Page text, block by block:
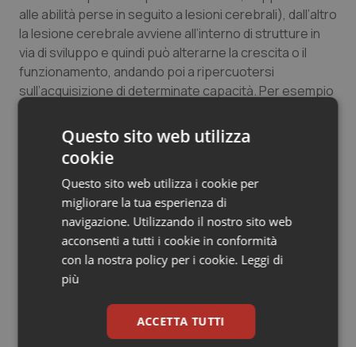
Salute orale & impianti
Sangue & coagulazione
Tiroide
Tumore al seno
Tumore ovarico
Tumori del Polmone & Testa Collo
Tumori gastrointestinali
Ulcera & Reflusso
alle abilità perse in seguito a lesioni cerebrali), dall’altro
la lesione cerebrale avviene all’interno di strutture in
via di sviluppo e quindi può alterarne la crescita o il
funzionamento, andando poi a ripercuotersi
sull’acquisizione di determinate capacità. Per esempio
di apprendimento scolastico, di comportamento
aggressivo, di ansia, di depressione e di ritiro sociale.
05 Febbraio 2015
© Riproduzione riservata
Questo sito web utilizza
cookie
Questo sito web utilizza i cookie per
migliorare la tua esperienza di
navigazione. Utilizzando il nostro sito web
acconsenti a tutti i cookie in conformità
con la nostra policy per i cookie. Leggi di
più
ACCETTA TUTTI